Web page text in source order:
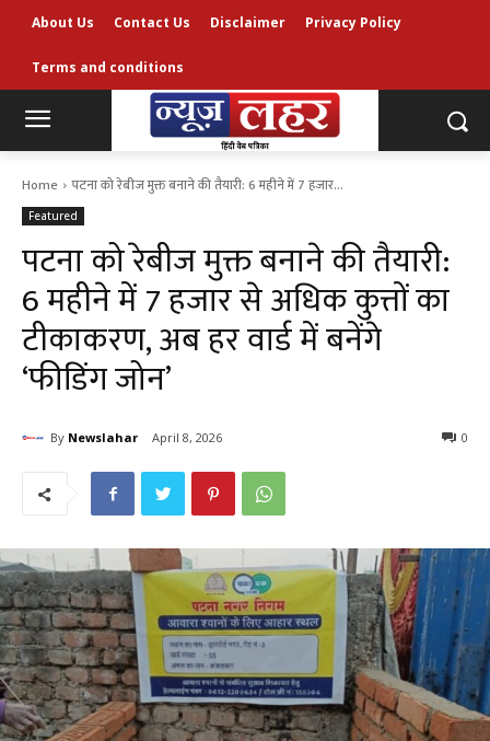
About Us Contact Us Disclaimer Privacy Policy
Terms and conditions
Home पटना को रेबीज मुक्त बनाने की तैयारी: 6 महीने में 7 हजार...
Featured
पटना को रेबीज मुक्त बनाने की तैयारी:
6 महीने में 7 हजार से अधिक कुत्तों का
टीकाकरण, अब हर वार्ड में बनेंगे
‘फीडिंग जोन’
By Newslahar April 8, 2026 0